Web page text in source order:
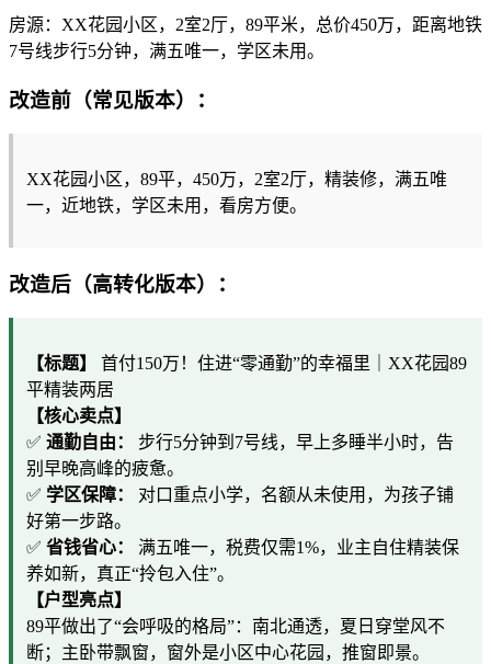
房源：XX花园小区，2室2厅，89平米，总价450万，距离地铁
7号线步行5分钟，满五唯一，学区未用。
改造前（常见版本）：
XX花园小区，89平，450万，2室2厅，精装修，满五唯
一，近地铁，学区未用，看房方便。
改造后（高转化版本）：
【标题】
首付150万！住进“零通勤”的幸福里｜XX花园89
平精装两居
【核心卖点】
✅ 通勤自由：
步行5分钟到7号线，早上多睡半小时，告
别早晚高峰的疲惫。
✅ 学区保障：
对口重点小学，名额从未使用，为孩子铺
好第一步路。
✅ 省钱省心：
满五唯一，税费仅需1%，业主自住精装保
养如新，真正“拎包入住”。
【户型亮点】
89平做出了“会呼吸的格局”：南北通透，夏日穿堂风不
断；主卧带飘窗，窗外是小区中心花园，推窗即景。